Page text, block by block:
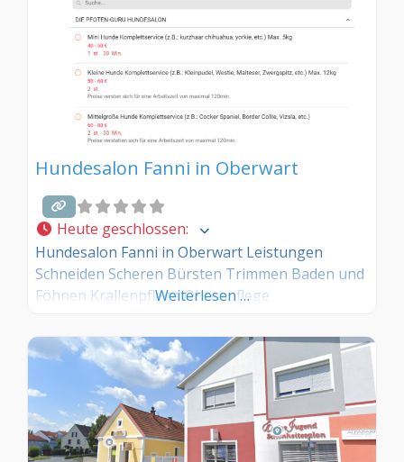
Hundesalon Fanni in Oberwart
Heute geschlossen:
Hundesalon Fanni in Oberwart Leistungen
Schneiden Scheren Bürsten Trimmen Baden und
Föhnen Krallenpflege Ohrenpflege
Weiterlesen …